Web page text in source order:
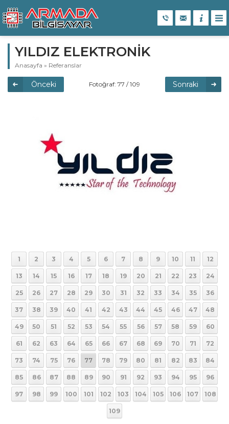
YILDIZ ELEKTRONİK
Anasayfa » Referanslar
Önceki Fotoğraf: 77 / 109 Sonraki
1 2 3 4 5 6 7 8 9 10 11 12
13 14 15 16 17 18 19 20 21 22 23 24
25 26 27 28 29 30 31 32 33 34 35 36
37 38 39 40 41 42 43 44 45 46 47 48
49 50 51 52 53 54 55 56 57 58 59 60
61 62 63 64 65 66 67 68 69 70 71 72
73 74 75 76 77 78 79 80 81 82 83 84
85 86 87 88 89 90 91 92 93 94 95 96
97 98 99 100 101 102 103 104 105 106 107 108
109